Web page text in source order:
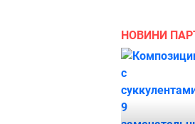
НОВИНИ